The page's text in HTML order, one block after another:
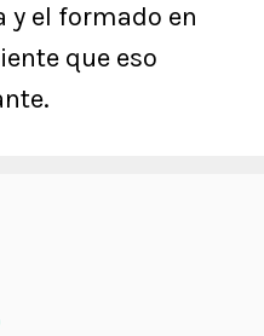
y el formado en
que eso